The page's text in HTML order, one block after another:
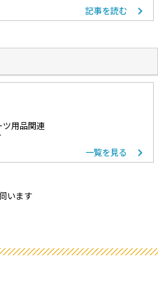
記事を読む
ツ用品関連
一覧を見る